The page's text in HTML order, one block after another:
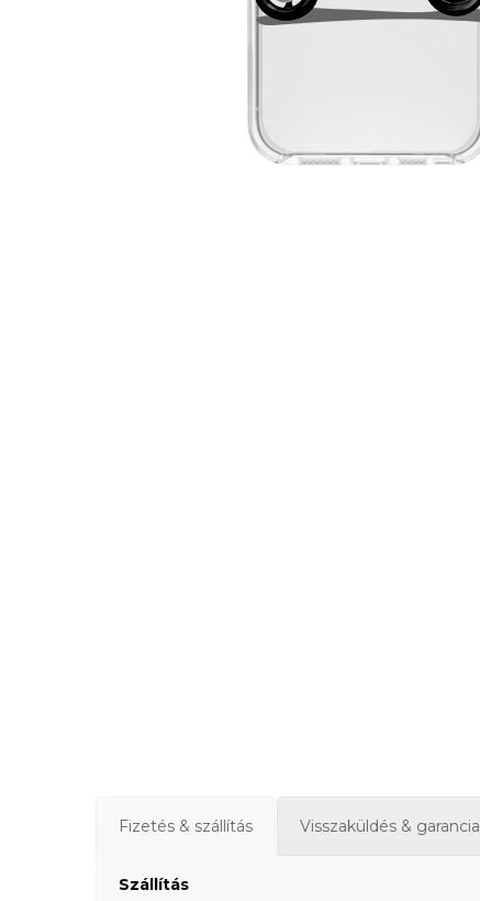
Fizetés & szállítás Visszaküldés & garancia
Szállítás